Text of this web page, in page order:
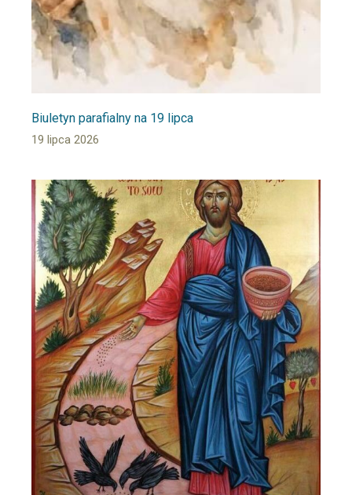
Biuletyn parafialny na 19 lipca
19 lipca 2026